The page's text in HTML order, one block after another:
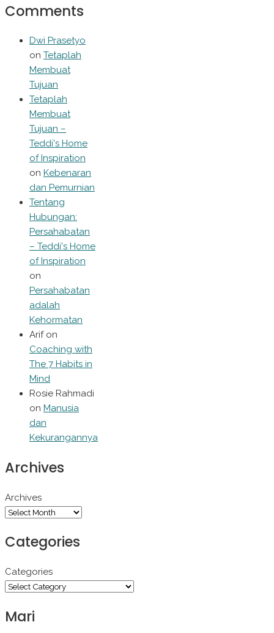
Comments
Dwi Prasetyo
on Tetaplah
Membuat
Tujuan
Tetaplah
Membuat
Tujuan –
Teddi's Home
of Inspiration
on Kebenaran
dan Pemurnian
Tentang
Hubungan:
Persahabatan
– Teddi's Home
of Inspiration
on
Persahabatan
adalah
Kehormatan
Arifon
Coaching with
The 7 Habits in
Mind
Rosie Rahmadi
on Manusia
dan
Kekurangannya
Archives
Archives
Categories
Categories
Mari